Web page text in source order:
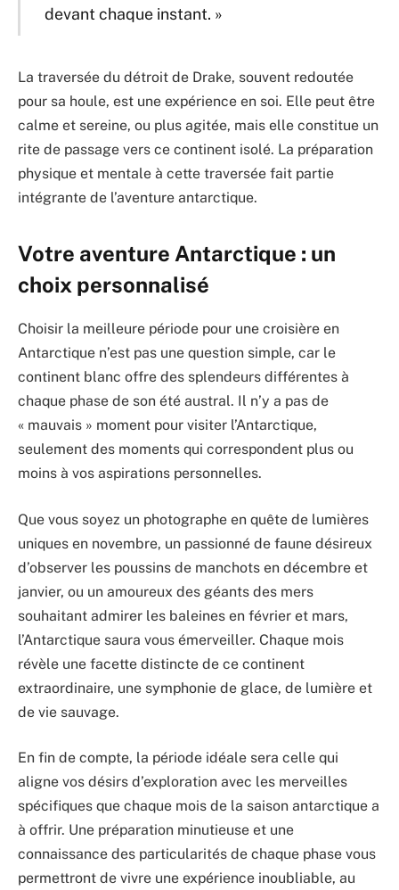
devant chaque instant. »
La traversée du détroit de Drake, souvent redoutée
pour sa houle, est une expérience en soi. Elle peut être
calme et sereine, ou plus agitée, mais elle constitue un
rite de passage vers ce continent isolé. La préparation
physique et mentale à cette traversée fait partie
intégrante de l’aventure antarctique.
Votre aventure Antarctique : un
choix personnalisé
Choisir la meilleure période pour une croisière en
Antarctique n’est pas une question simple, car le
continent blanc offre des splendeurs différentes à
chaque phase de son été austral. Il n’y a pas de
« mauvais » moment pour visiter l’Antarctique,
seulement des moments qui correspondent plus ou
moins à vos aspirations personnelles.
Que vous soyez un photographe en quête de lumières
uniques en novembre, un passionné de faune désireux
d’observer les poussins de manchots en décembre et
janvier, ou un amoureux des géants des mers
souhaitant admirer les baleines en février et mars,
l’Antarctique saura vous émerveiller. Chaque mois
révèle une facette distincte de ce continent
extraordinaire, une symphonie de glace, de lumière et
de vie sauvage.
En fin de compte, la période idéale sera celle qui
aligne vos désirs d’exploration avec les merveilles
spécifiques que chaque mois de la saison antarctique a
à offrir. Une préparation minutieuse et une
connaissance des particularités de chaque phase vous
permettront de vivre une expérience inoubliable, au